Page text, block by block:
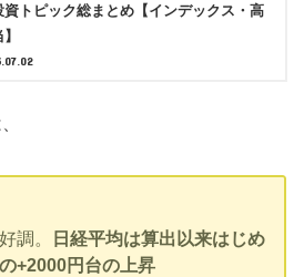
資トピック総まとめ【インデックス・高
調。
日経平均は算出以来はじめ
+2000円台の上昇